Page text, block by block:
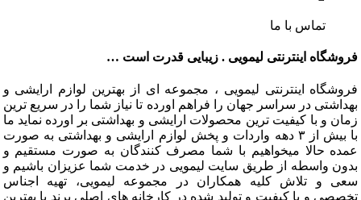
تماس با ما
اینترنتی لیمویی . زیبایی قدرت است …
اینترنتی لیمویی ، مجموعه ای از بهترین لوازم ارایشی و
در سراسر جهان را فراهم اورده تا نیاز شما را در سریع ترین
و با کیفیت ترین محصولات ارایشی و بهداشتی بر اورده نماید ما
با بیش از ۳ دهه واردات و پخش لوازم ارایشی و بهداشتی به صورت
حالا میخواهیم با شما مصرف کنندگان به صورت مستقیم و
واسطه از طریق سایت لیمویی در خدمت شما عزیزان باشیم و
و تلاش کلیه همکاران در مجموعه لیمویی، تهیه اجناس
و با کیفیت و تولید شده در کارخانه های اصلی برند با بهترین